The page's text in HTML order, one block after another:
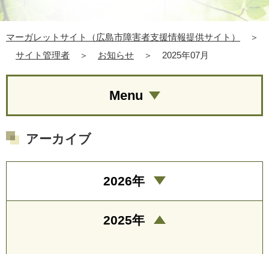
マーガレットサイト（広島市障害者支援情報提供サイト）
＞
サイト管理者
＞ お知らせ ＞ 2025年07月
Menu
アーカイブ
2026年
2025年